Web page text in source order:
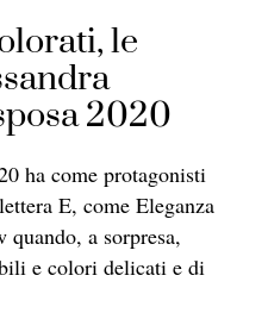
le
2020
ha come protagonisti
E, come Eleganza
a sorpresa,
e colori delicati e di